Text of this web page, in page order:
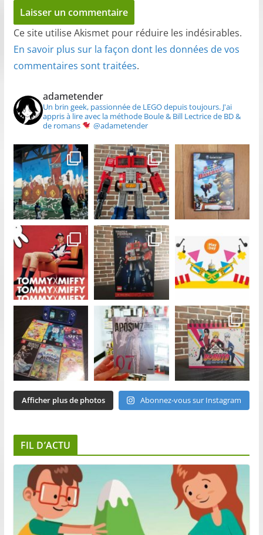
Ce site utilise Akismet pour réduire les indésirables.
En savoir plus sur la façon dont les données de vos
commentaires sont traitées.
adametender
Un brin geek, passionnée de LEGO depuis toujours.J'ai
appris à lire avec la méthode Boule & Bill Lectrice de BD &
de romans
@adametender
Afficher plus de photos Abonnez-vous sur Instagram
FIL D’ACTU